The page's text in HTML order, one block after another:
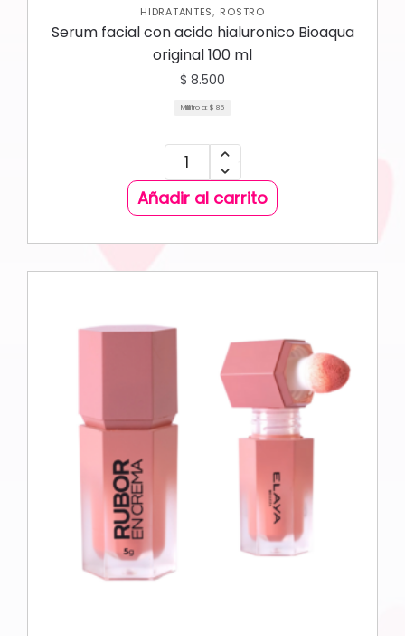
HIDRATANTES, ROSTRO
Serum facial con acido hialuronico Bioaqua
original 100 ml
$ 8.500
Mililitro a: $ 85
Añadir al carrito